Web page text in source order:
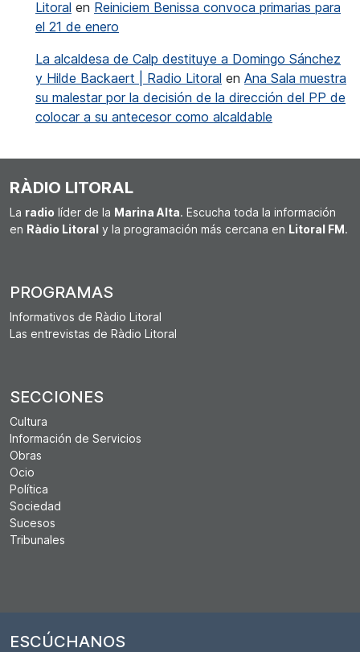
Litoral en Reiniciem Benissa convoca primarias para
el 21 de enero
La alcaldesa de Calp destituye a Domingo Sánchez
y Hilde Backaert | Radio Litoral en Ana Sala muestra
su malestar por la decisión de la dirección del PP de
colocar a su antecesor como alcaldable
RÀDIO LITORAL
La radio líder de la Marina Alta. Escucha toda la información
en Ràdio Litoral y la programación más cercana en Litoral FM.
PROGRAMAS
Informativos de Ràdio Litoral
Las entrevistas de Ràdio Litoral
SECCIONES
Cultura
Información de Servicios
Obras
Ocio
Política
Sociedad
Sucesos
Tribunales
ESCÚCHANOS